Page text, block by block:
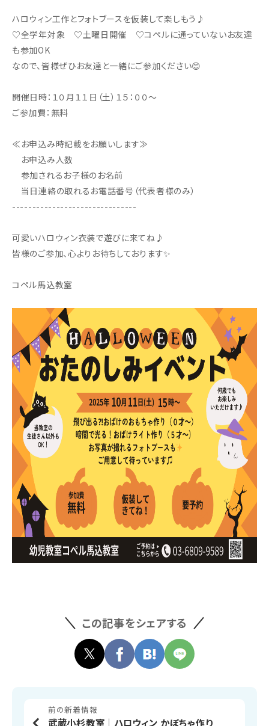
ハロウィン工作とフォトブースを仮装して楽しもう♪
♡全学年対象 ♡土曜日開催 ♡コペルに通っていないお友達
も参加OK
なので、皆様ぜひお友達と一緒にご参加ください😊
開催日時：１０月１１日（土）１５：００～
ご参加費：無料
≪お申込み時記載をお願いします≫
お申込み人数
参加されるお子様のお名前
当日連絡の取れるお電話番号（代表者様のみ）
-------------------------------
可愛いハロウィン衣装で遊びに来てね♪
皆様のご参加、心よりお待ちしております✨
コペル馬込教室
この記事をシェアする
前の新着情報
武蔵小杉教室│ハロウィン かぼちゃ作り